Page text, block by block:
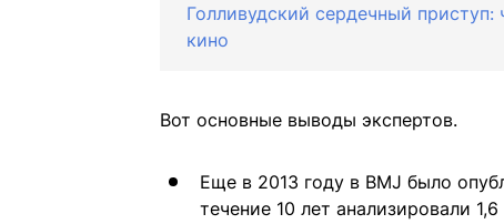
Голливудский сердечный
кино
Вот основные выводы экспертов.
Еще в 2013 году в BMJ было
течение 10 лет анализировали